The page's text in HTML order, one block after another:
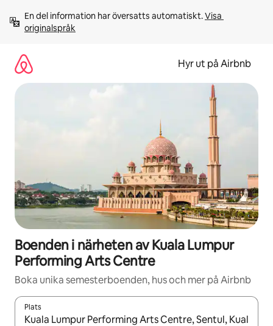
innehåll
En del information har översatts automatiskt. Visa
originalspråk
Hyr ut på Airbnb
Boenden i närheten av Kuala Lumpur
Performing Arts Centre
Boka unika semesterboenden, hus och mer på Airbnb
Plats
När resultaten är tillgängliga kan du navigera med upp- och